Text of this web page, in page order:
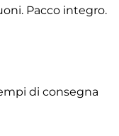
Pacco integro.
di consegna